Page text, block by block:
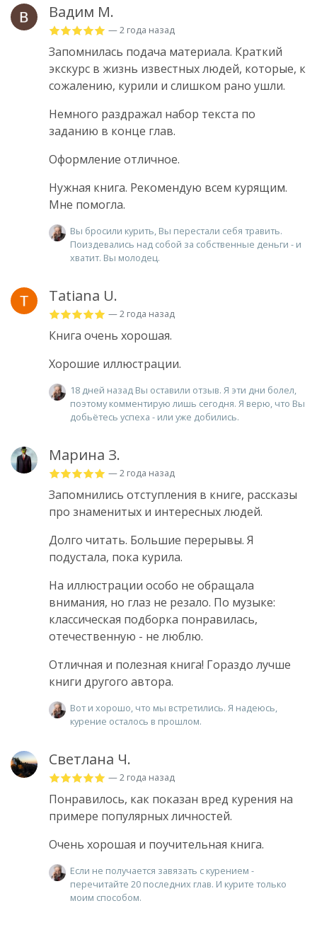
Вадим М.
— 2 года назад
Запомнилась подача материала. Краткий
экскурс в жизнь известных людей, которые, к
сожалению, курили и слишком рано ушли.
Немного раздражал набор текста по
заданию в конце глав.
Оформление отличное.
Нужная книга. Рекомендую всем курящим.
Мне помогла.
Вы бросили курить, Вы перестали себя травить.
Поиздевались над собой за собственные деньги - и
хватит. Вы молодец.
Tatiana U.
— 2 года назад
Книга очень хорошая.
Хорошие иллюстрации.
18 дней назад Вы оставили отзыв. Я эти дни болел,
поэтому комментирую лишь сегодня. Я верю, что Вы
добьётесь успеха - или уже добились.
Марина З.
— 2 года назад
Запомнились отступления в книге, рассказы
про знаменитых и интересных людей.
Долго читать. Большие перерывы. Я
подустала, пока курила.
На иллюстрации особо не обращала
внимания, но глаз не резало. По музыке:
классическая подборка понравилась,
отечественную - не люблю.
Отличная и полезная книга! Гораздо лучше
книги другого автора.
Вот и хорошо, что мы встретились. Я надеюсь,
курение осталось в прошлом.
Светлана Ч.
— 2 года назад
Понравилось, как показан вред курения на
примере популярных личностей.
Очень хорошая и поучительная книга.
Если не получается завязать с курением -
перечитайте 20 последних глав. И курите только
моим способом.